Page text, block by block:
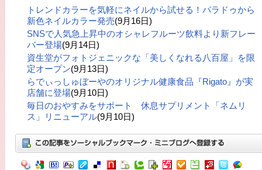
トレンドカラーを気軽にネイルから試せる！パラドゥから
新色ネイルカラー発売(9月16日)
SNSで人気急上昇中のオシャレフルーツ飲料より新フレー
バー登場(9月14日)
資生堂がフォトジェニックな「美しくなれる八百屋」を限
定オープン(9月13日)
らでぃっしゅぼーやのオリジナル健康食品『Rigato』が実
店舗に登場(9月10日)
毎日のおやすみをサポート 休息サプリメント「ネムリ
ス」リニューアル(9月10日)